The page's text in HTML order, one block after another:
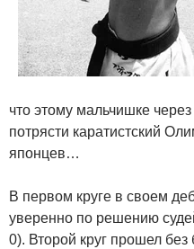
что этому мальчишке
потрясти каратистский
японцев…
В первом круге в своем
уверенно по решению
0). Второй круг прошел